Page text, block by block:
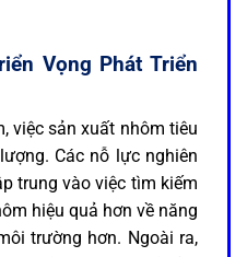
Vọng Phát Triển
việc sản xuất nhôm tiêu
Các nỗ lực nghiên
trung vào việc tìm kiếm
hiệu quả hơn về năng
trường hơn. Ngoài ra,